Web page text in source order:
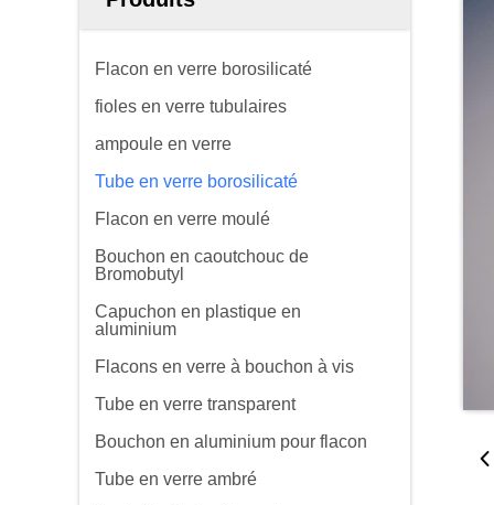
Flacon en verre borosilicaté
fioles en verre tubulaires
ampoule en verre
Tube en verre borosilicaté
Flacon en verre moulé
Bouchon en caoutchouc de
Bromobutyl
Capuchon en plastique en
aluminium
Flacons en verre à bouchon à vis
Tube en verre transparent
Bouchon en aluminium pour flacon
Tube en verre ambré